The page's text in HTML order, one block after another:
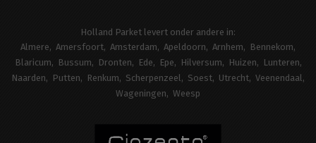
Holland Parket levert onder andere in:
Almere
Amersfoort Amsterdam Apeldoorn Arnhem
Bennekom
Blaricum
Bussum Dronten Ede Epe Hilversum Huizen
Lunteren
Naarden
Putten Renkum Scherpenzeel Soest Utrecht Veenendaal
Wageningen
Weesp